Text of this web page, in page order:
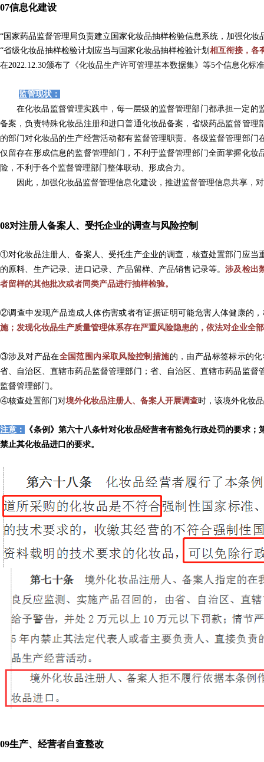
07信息化建设
“国家药品监督管理局负责建立国家化妆品抽样检验信息系统，加强化妆
“省级化妆品抽样检验计划应当与国家化妆品抽样检验计划 相互衔接，各
在2022.12.30颁布了
《化妆品生产许可管理基本数据集》等5个信息化
监管现状：
在化妆品监督管理实践中，每一层级的监督管理部门都承担一定
备案，负责特殊化妆品注册和进口普通化妆品备案，省级药品监督管
的部门对化妆品的生产经营活动都有监督管理职责。各级监督管理部
仅留存在形成信息的监督管理部门，不利于监督管理部门全面掌握化
险，不利于各个监督管理部门整体联动、形成合力。
因此，加强化妆品监督管理信息化建设，推进监督管理信息共享，
08对注册人备案人、受托企业的调查与风险控制
①对化妆品注册人、备案人、受托生产企业的调查，核查处置部门应
的原料、生产记录、进口记录、产品留样、产品销售记录等。涉及检出
者留样的其他批次或者同类产品进行抽样检验。
②调查中发现产品造成人体伤害或者有证据证明可能危害人体健康的
施；发现化妆品生产质量管理体系存在严重风险隐患的，依法对企业全
③涉及对产品在全国范围内采取风险控制措施的，由产品标签标示的
省、自治区、直辖市药品监督管理部门；省、自治区、直辖市药品监
监督管理部门。
④核查处置部门对境外化妆品注册人、备案人开展调查时，该境外化妆
注意：
《条例》第六十八条针对化妆品经营者有豁免行政处罚的要求
禁止其化妆品进口的要求。
09生产、经营者自查整改